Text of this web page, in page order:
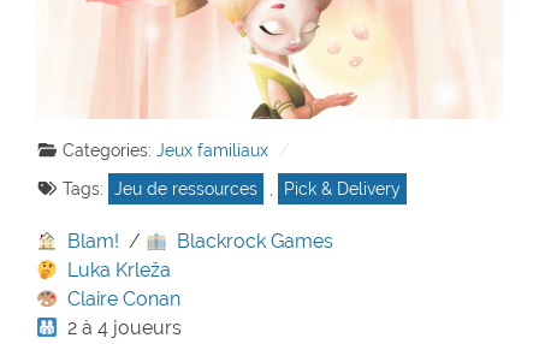
Categories: Jeux familiaux
Tags:
Jeu de ressources , Pick & Delivery
Blam! /
Blackrock Games
Luka Krleža
Claire Conan
2 à 4 joueurs